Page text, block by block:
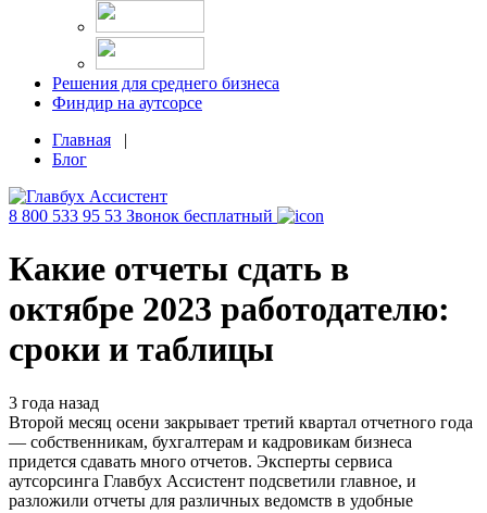
Решения для среднего бизнеса
Финдир на аутсорсе
Главная |
Блог
8 800 533 95 53 Звонок бесплатный
Какие отчеты сдать в
октябре 2023 работодателю:
сроки и таблицы
3 года назад
Второй месяц осени закрывает третий квартал отчетного года
— собственникам, бухгалтерам и кадровикам бизнеса
придется сдавать много отчетов. Эксперты сервиса
аутсорсинга Главбух Ассистент подсветили главное, и
разложили отчеты для различных ведомств в удобные